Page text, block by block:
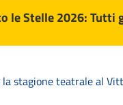
le Stelle 2026: Tutti
la stagione teatrale al